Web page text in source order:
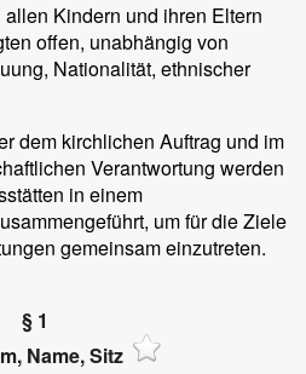
Kindern und ihren Eltern
offen, unabhängig von
Nationalität, ethnischer
dem kirchlichen Auftrag und im
Verantwortung werden
in einem
um für die Ziele
gemeinsam einzutreten.
§ 1
Name, Sitz